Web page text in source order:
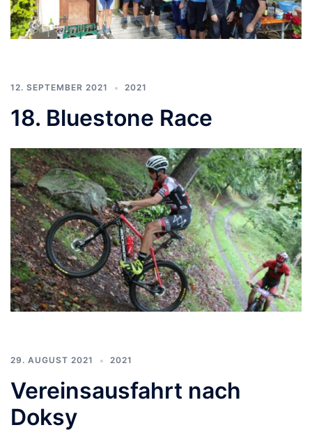
12. SEPTEMBER 2021 2021
18. Bluestone Race
29. AUGUST 2021 2021
Vereinsausfahrt nach
Doksy